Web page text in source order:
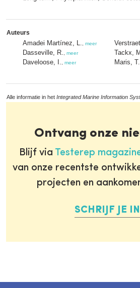
Auteurs
Amadei Martínez, L. meer
Dasseville, R. meer
Daveloose, I. meer
Tackx,
Maris, T.
Alle informatie in het Integrated Marine Information
Ontvang onze
Blijf via Testerep
van onze recentste
projecten en
SCHRIJF JE IN